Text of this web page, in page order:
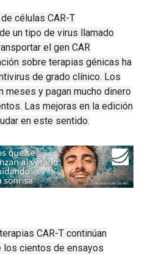
células CAR-T
un tipo de virus llamado
el gen CAR
sobre terapias génicas ha
de grado clínico. Los
meses y pagan mucho dinero
. Las mejoras en la edición
en este sentido.
CAR-T continúan
los cientos de ensayos